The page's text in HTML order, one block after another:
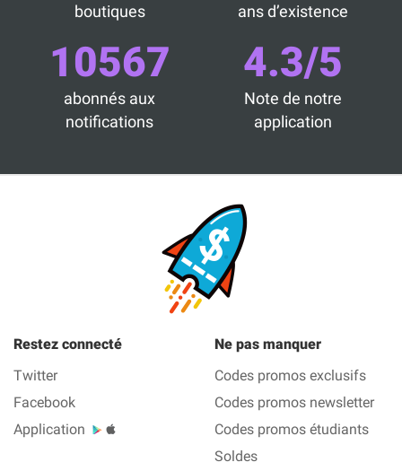
boutiques ans d’existence
10567
abonnés aux
notifications
4.3/5
Note de notre
application
Restez connecté
Twitter
Facebook
Application
Ne pas manquer
Codes promos exclusifs
Codes promos newsletter
Codes promos étudiants
Soldes